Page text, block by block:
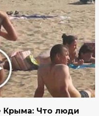
Крыма: Что люди